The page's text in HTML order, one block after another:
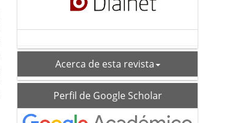
Acerca de esta revista
schoolar_profile
Perfil de Google Scholar